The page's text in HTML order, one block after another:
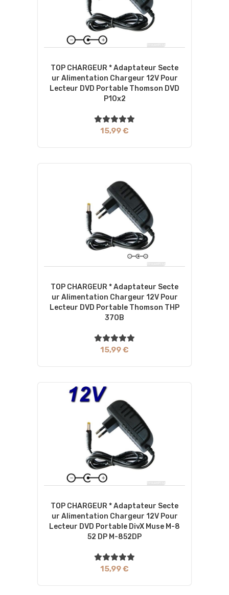
TOP CHARGEUR * Adaptateur Secte
Ur Alimentation Chargeur 12V Pour
Lecteur DVD Portable Thomson DVD
P10x2
15,99 €
TOP CHARGEUR * Adaptateur Secte
Ur Alimentation Chargeur 12V Pour
Lecteur DVD Portable Thomson THP
370B
15,99 €
TOP CHARGEUR * Adaptateur Secte
Ur Alimentation Chargeur 12V Pour
Lecteur DVD Portable DivX Muse M-8
52 DP M-852DP
15,99 €